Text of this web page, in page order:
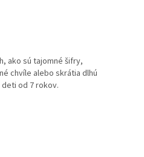
ako sú tajomné šifry,
chvíle alebo skrátia dlhú
od 7 rokov.